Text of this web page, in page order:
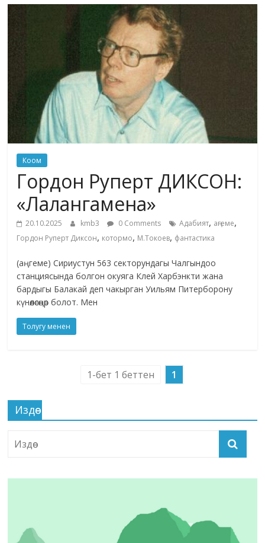
адабияты
Коом
Гордон Руперт ДИКСОН:
«Лалангамена»
20.10.2025 kmb3 0 Comments Адабият, аңгеме,
Гордон Руперт Диксон, котормо, М.Токоев, фантастика
(аңгеме) Сириустун 563 секторундагы Чалгындоо
станциясында болгон окуяга Клей Харбэнкти жана
бардыгы Балакай деп чакырган Уильям Питерборону
күнөөлөсөңөр болот. Мен
Толугу менен
1-бет 1 беттен 1
Издөө